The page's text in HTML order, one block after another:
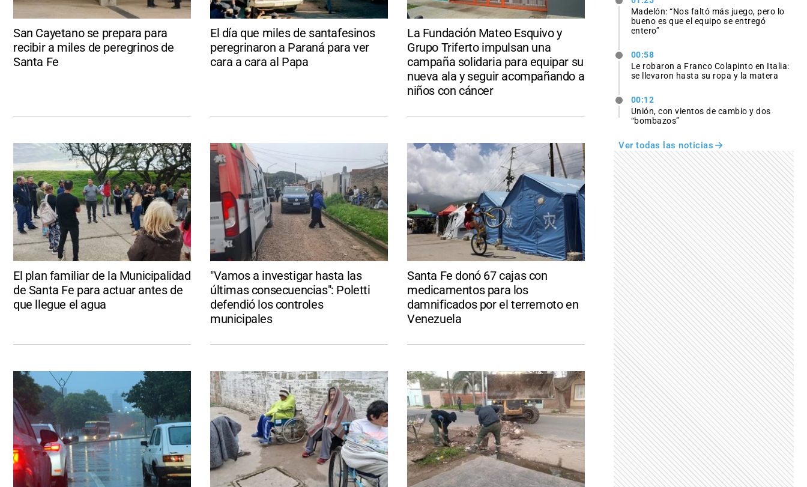
San Cayetano se prepara para
recibir a miles de peregrinos de
Santa Fe
El día que miles de santafesinos
peregrinaron a Paraná para ver
cara a cara al Papa
La Fundación Mateo Esquivo y
Grupo Triferto impulsan una
campaña solidaria para equipar su
nueva ala y seguir acompañando a
niños con cáncer
El plan familiar de la Municipalidad
de Santa Fe para actuar antes de
que llegue el agua
"Vamos a investigar hasta las
últimas consecuencias": Poletti
defendió los controles
municipales
Santa Fe donó 67 cajas con
medicamentos para los
damnificados por el terremoto en
Venezuela
Madelón: “Nos faltó más juego, pero lo
bueno es que el equipo se entregó
entero”
00:58
Le robaron a Franco Colapinto en Italia:
se llevaron hasta su ropa y la matera
00:12
Unión, con vientos de cambio y dos
“bombazos”
Ver todas las noticias